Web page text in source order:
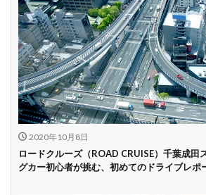
2020年10月8日
ロードクルーズ（ROAD CRUISE）千葉成田
グカー初心者が挑む、初めてのドライブレポ